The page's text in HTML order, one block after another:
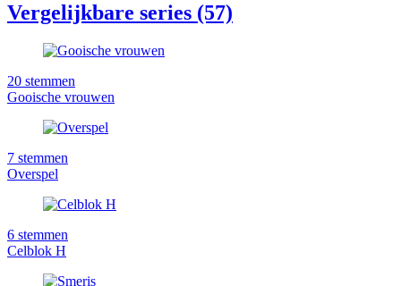
Vergelijkbare series (57)
20 stemmen
Gooische vrouwen
7 stemmen
Overspel
6 stemmen
Celblok H